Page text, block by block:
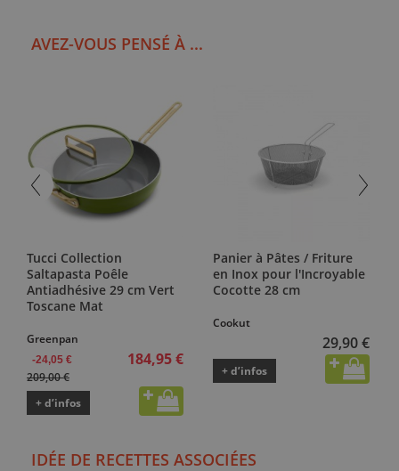
AVEZ-VOUS PENSÉ À ...
Tucci Collection
Saltapasta Poêle
Antiadhésive 29 cm Vert
Toscane Mat
Greenpan
-24,05 €
209,00 €
184,95 €
+ d’infos
Panier à Pâtes / Friture
en Inox pour l'Incroyable
Cocotte 28 cm
Cookut
29,90 €
+ d’infos
IDÉE DE RECETTES ASSOCIÉES